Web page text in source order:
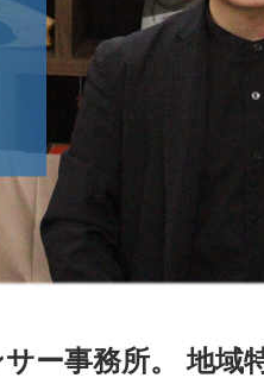
ー事務所。 地域